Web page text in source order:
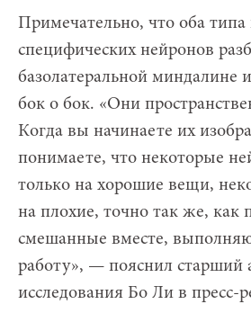
Примечательно, что оба типа
специфических нейронов
базолатеральной миндалине
бок о бок. «Они
Когда вы начинаете их
понимаете, что некоторые
только на хорошие вещи,
на плохие, точно так же, как
смешанные вместе,
работу», — пояснил старший
исследования Бо Ли в пресс-